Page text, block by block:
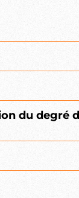
du degré